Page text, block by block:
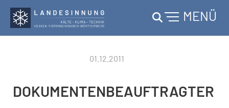
MENÜ
01.12.2011
DOKUMENTENBEAUFTRAGTER